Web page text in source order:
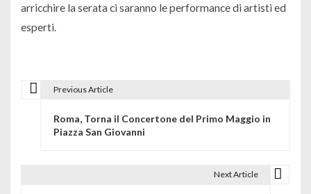
arricchire la serata ci saranno le performance di artisti ed
esperti.
Previous Article
Roma, Torna il Concertone del Primo Maggio in
Piazza San Giovanni
Next Article